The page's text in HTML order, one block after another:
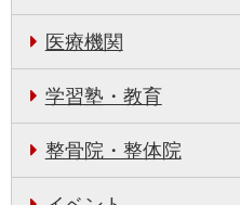
医療機関
学習塾・教育
整骨院・整体院